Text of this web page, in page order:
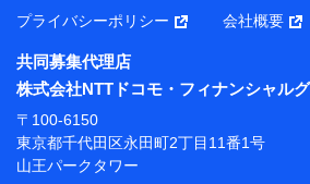
携会社の保険その他に関する情報を
維持管理等の委託業務遂行のため、
関連する当社または株式会社NTTド
ルグループおよび提携会社のサービ
ため
（各サービスで取得したサービス利
トの閲覧履歴、購買履歴、ご契約内
ータを分析して、お客さまの趣味・
プライバシーポリシー 会社概要
共同募集代理店
株式会社NTTドコモ・フィナンシャル
〒100-6150
東京都千代田区永田町2丁目11番1号
山王パークタワー